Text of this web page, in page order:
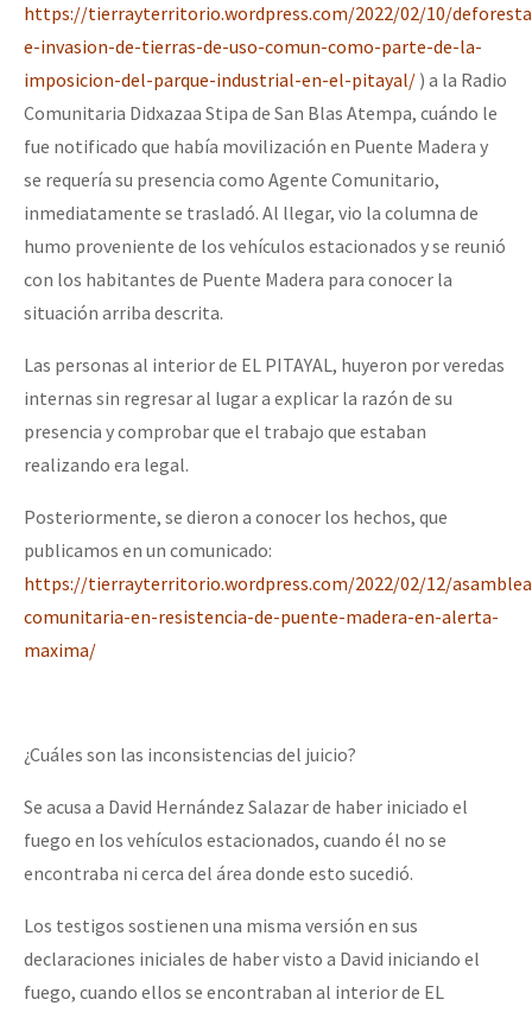
https://tierrayterritorio.wordpress.com/2022/02/10/
e-invasion-de-tierras-de-uso-comun-como-parte-de-la-
imposicion-del-parque-industrial-en-el-pitayal/ ) a la Radio
Comunitaria Didxazaa Stipa de San Blas Atempa, cuándo le
fue notificado que había movilización en Puente Madera y
se requería su presencia como Agente Comunitario,
inmediatamente se trasladó. Al llegar, vio la columna de
humo proveniente de los vehículos estacionados y se reunió
con los habitantes de Puente Madera para conocer la
situación arriba descrita.
Las personas al interior de EL PITAYAL, huyeron por veredas
internas sin regresar al lugar a explicar la razón de su
presencia y comprobar que el trabajo que estaban
realizando era legal.
Posteriormente, se dieron a conocer los hechos, que
publicamos en un comunicado:
https://tierrayterritorio.wordpress.com/2022/02/12/
comunitaria-en-resistencia-de-puente-madera-en-alerta-
maxima/
¿Cuáles son las inconsistencias del juicio?
Se acusa a David Hernández Salazar de haber iniciado el
fuego en los vehículos estacionados, cuando él no se
encontraba ni cerca del área donde esto sucedió.
Los testigos sostienen una misma versión en sus
declaraciones iniciales de haber visto a David iniciando el
fuego, cuando ellos se encontraban al interior de EL